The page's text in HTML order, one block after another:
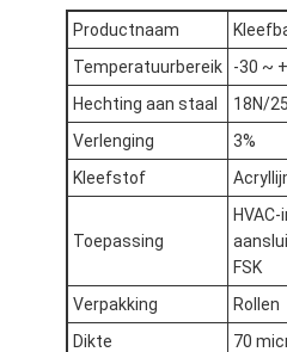
Productnaam
Temperatuurbereik
-30 ~
Hechting aan staal
18N/
Verlenging
3%
Kleefstof
Toepassing
FSK
Verpakking
Rollen
Dikte
70